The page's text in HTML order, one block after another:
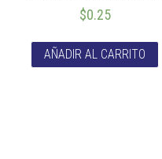
$0.25
AÑADIR AL CARRITO